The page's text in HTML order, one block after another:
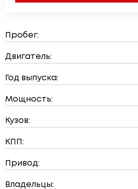
Пробег:
Двигатель:
Год выпуска:
Мощность:
Кузов:
КПП:
Привод:
Владельцы: